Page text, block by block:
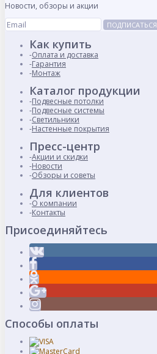
Новости, обзоры и акции
ПОДПИСАТЬСЯ
Как купить
Оплата и доставка
Гарантия
Монтаж
Каталог продукции
Подвесные потолки
Подвесные системы
Светильники
Настенные покрытия
Пресс-центр
Акции и скидки
Новости
Обзоры и советы
Для клиентов
О компании
Контакты
Присоединяйтесь
Способы оплаты